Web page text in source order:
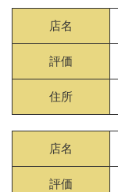
店名
評価
住所
店名
評価